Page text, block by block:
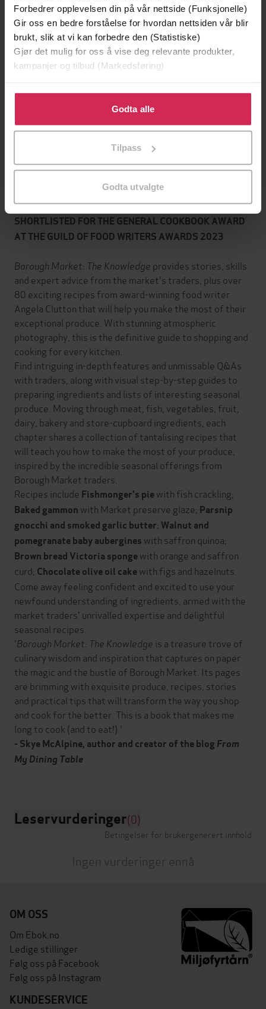
Forbedrer opplevelsen din på vår nettside (Funksjonelle)
Gir oss en bedre forståelse for hvordan nettsiden vår blir
brukt, slik at vi kan forbedre den (Statistiske)
Gjør det mulig for oss å vise deg relevante produkter,
kampanjer og tilbud (Markedsføring)
Klikk på «Godta alle» for å gi oss ditt samtykke til å
bruke cookies for alle disse formålene. Du kan også
tilpasse ditt samtykke til spesifikke formål ved å klikke
Godta alle
Tilpass
Godta utvalgte
Serie Borough Market
Språk English
Format epub
DRM-
LCP
ISBN 9781399700634
SHORTLISTED FOR THE GENERAL COOKBOOK AWARD
AT THE GUILD OF FOOD WRITERS AWARDS 2023
Borough Market: The Knowledge provides stories, skills
and expert advice from the market's traders, plus over
80 exciting recipes from award-winning food writer
Angela Clutton that will help you make the most of their
exceptional produce. With stunning atmospheric
photography, this is the definitive guide to shopping and
cooking for every kitchen.
Find intriguing in-depth features and unmissable Q&As
with traders, along with visual step-by-step guides to
preparing ingredients and lists of interesting seasonal
produce. Moving through meat, fish, vegetables, fruit,
dairy, bakery and store-cupboard ingredients, each
chapter shares a collection of tantalising recipes that
will teach you how to make the most of your produce,
inspired by the incredible seasonal offerings from
Borough Market traders.
Recipes include Fishmonger's piewith fish crackling;
Baked gammon with Market preserve glaze; Parsnip
gnocchi and smoked garlic butter; Walnut and
pomegranate baby aubergines with saffron quinoa;
Brown bread Victoria spongewith orange and saffron
curd; Chocolate olive oil cakewith figs and hazelnuts.
Come away feeling confident and excited to use your
newfound understanding of ingredients, armed with the
market traders' unrivalled expertise and delightful
seasonal recipes.
'Borough Market: The Knowledge is a treasure trove of
culinary wisdom and inspiration that captures on paper
the magic and the bustle of Borough Market. Its pages
are brimming with exquisite produce, recipes, stories
and practical tips that will transform the way you shop
and cook for the better. This is a book that makes me
long to cook (and to eat!).'
- Skye McAlpine, author and creator of the blog From
My Dining Table
Leservurderinger(0)
Betingelser for brukergenerert innhold
Ingen vurderinger ennå
OM OSS
Om Ebok.no
Ledige stillinger
Følg oss på Facebook
Følg oss på Instagram
KUNDESERVICE